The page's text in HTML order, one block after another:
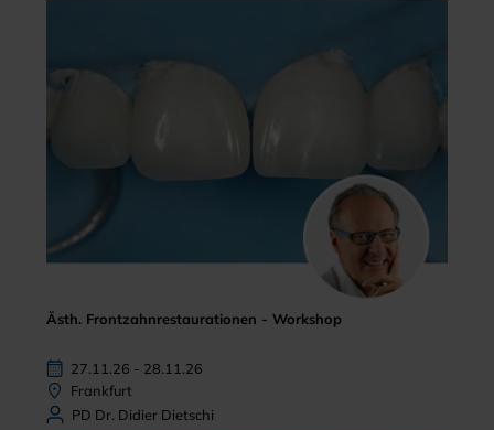
Ästh. Frontzahnrestaurationen - Workshop
27.11.26 - 28.11.26
Frankfurt
PD Dr. Didier Dietschi